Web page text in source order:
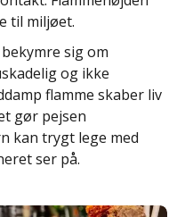
til miljøet.
sig om
og ikke
flamme skaber liv
gør pejsen
kan trygt lege med
ser på.